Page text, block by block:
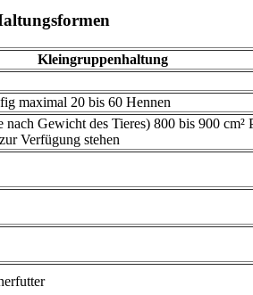
Kleingruppenhaltung
maximal 20 bis 60 Hennen
nach Gewicht des Tieres) 800 bis 900 cm²
Verfügung stehen